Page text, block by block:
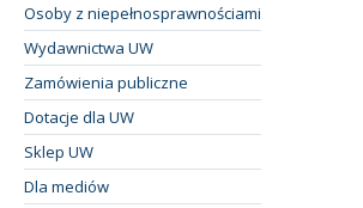
Osoby z niepełnosprawnościami
Wydawnictwa UW
Zamówienia publiczne
Dotacje dla UW
Sklep UW
Dla mediów